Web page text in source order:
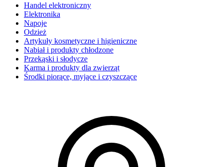
Handel elektroniczny
Elektronika
Napoje
Odzież
Artykuły kosmetyczne i higieniczne
Nabiał i produkty chłodzone
Przekąski i słodycze
Karma i produkty dla zwierząt
Środki piorące, myjące i czyszczące